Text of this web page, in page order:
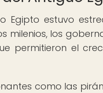
Egipto estuvo
milenios, los
permitieron el
como las